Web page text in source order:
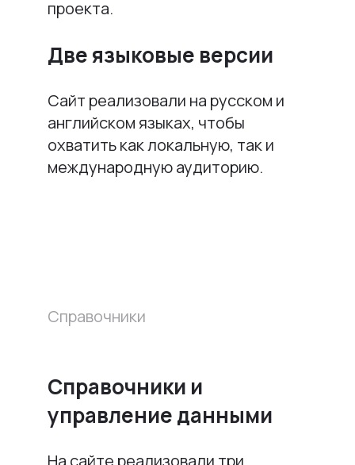
проекта.
Две языковые версии
Сайт реализовали на русском и
английском языках, чтобы
охватить как локальную, так и
международную аудиторию.
Справочники
Справочники и
управление данными
На сайте реализовали три